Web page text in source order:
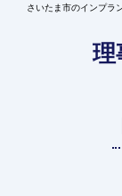
さいたま市のインプ
理